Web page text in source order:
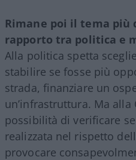
Rimane poi il tema più
rapporto tra politica e
Alla politica spetta
stabilire se fosse più
strada, finanziare un
un’infrastruttura. Ma alla
possibilità di verificare
realizzata nel rispetto
provocare